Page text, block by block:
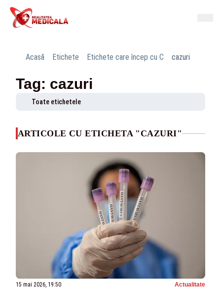
Acasă Etichete Etichete care încep cu C cazuri
Tag: cazuri
Toate etichetele
ARTICOLE CU ETICHETA "CAZURI"
15 mai 2026, 19:50 Actualitate